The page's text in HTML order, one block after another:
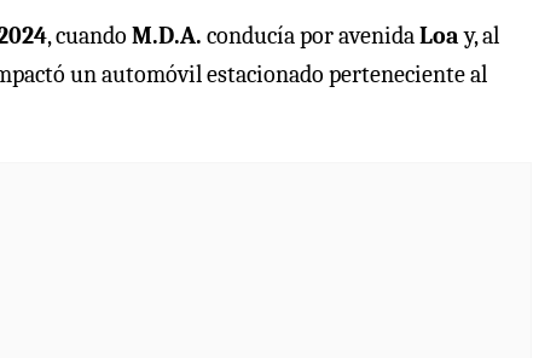
, cuando M.D.A. conducía por avenidaLoay, al
un automóvil estacionado perteneciente al